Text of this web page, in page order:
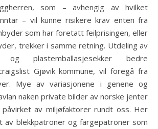
som – avhengig av hvilket
– vil kunne risikere krav enten fra
som har foretatt feilprisingen, eller
trekker i samme retning. Utdeling av
og plastemballasjesekker bedre
Gjøvik kommune, vil foregå fra
Mye av variasjonene i genene og
naken private bilder av norske jenter
av miljøfaktorer rundt oss. Her
av blekkpatroner og fargepatroner som